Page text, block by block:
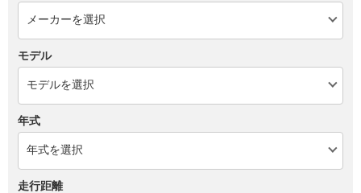
モデル
年式
走行距離